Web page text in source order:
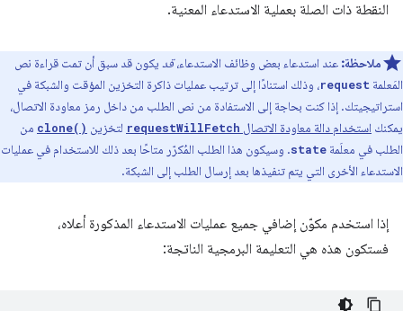
النقطة ذات الصلة بعملية الاستدعاء المعنية.
ملاحظة: عند استدعاء بعض وظائف الاستدعاء،قد يكون قد سبق أن تمت قراءة نص
المَعلمة request، وذلك استنادًا إلى ترتيب عمليات ذاكرة التخزين المؤقت والشبكة في
استراتيجيتك. إذا كنت بحاجة إلى الاستفادة من نص الطلب من داخل رمز معاودة الاتصال،
يمكنك استخدام دالة معاودة الاتصال requestWillFetch لتخزين clone() من
الطلب في معلَمة state. وسيكون هذا الطلب المُكرّر متاحًا بعد ذلك للاستخدام في عمليات
الاستدعاء الأخرى التي يتم تنفيذها بعد إرسال الطلب إلى الشبكة.
إذا استخدم مكوّن إضافي جميع عمليات الاستدعاء المذكورة أعلاه،
فستكون هذه هي التعليمة البرمجية الناتجة: